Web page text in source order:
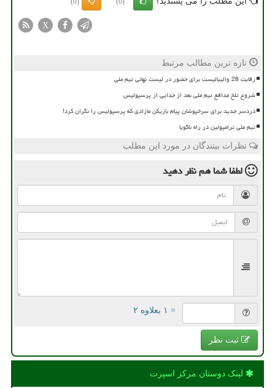
X
تازه ترین مطالب مرتبط
رقابت 28 والیبالیست برای حضور در لیست نهائی تیم ملی
شروع تلخ مدافع تیم ملی بعد از جدایی از پرسپولیس
دردسر جدید برای سرخپوشان پیام بازیکن مازادی که پرسپولیس را نگران کرد!
تیم ملی ترامپولین در راه ناگویا
نظرات بینندگان در مورد این مطلب
لطفا شما همنظر دهید
= ۱ بعلاوه ۲
ثبت نظر
لینک دوستان مركز اسپرت